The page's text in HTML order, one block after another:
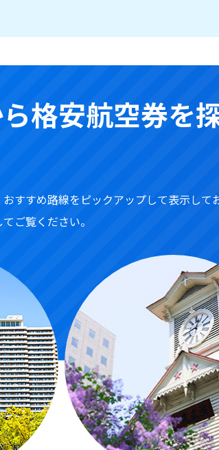
格安航空券を
すすめ路線をピックアップして表示して
ご覧ください。